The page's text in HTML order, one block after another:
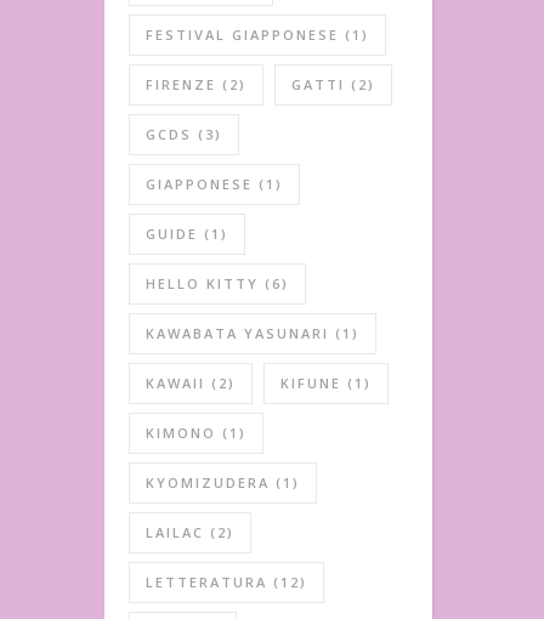
FESTIVAL GIAPPONESE (1)
FIRENZE (2) GATTI (2)
GCDS (3)
GIAPPONESE (1)
GUIDE (1)
HELLO KITTY (6)
KAWABATA YASUNARI (1)
KAWAII (2) KIFUNE (1)
KIMONO (1)
KYOMIZUDERA (1)
LAILAC (2)
LETTERATURA (12)